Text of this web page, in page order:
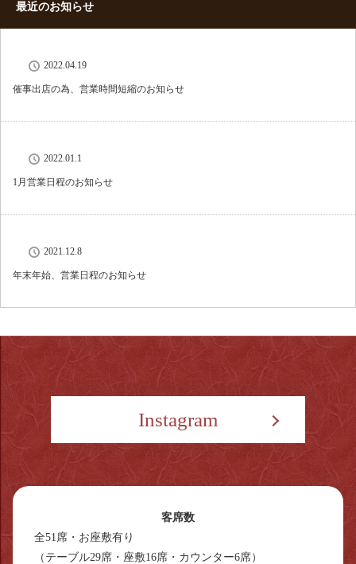
最近のお知らせ
2022.04.19
催事出店の為、営業時間短縮のお知らせ
2022.01.1
1月営業日程のお知らせ
2021.12.8
年末年始、営業日程のお知らせ
Instagram
客席数
全51席・お座敷有り
（テーブル29席・座敷16席・カウンター6席）